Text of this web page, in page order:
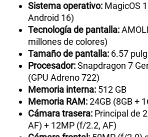
Sistema operativo: MagicOS
Android 16)
Tecnología de pantalla:
millones de colores)
Tamaño de pantalla: 6.57
Procesador:Snapdragon 7
(GPU Adreno 722)
Memoria interna: 512 GB
Memoria RAM:24GB (8GB +
Cámara trasera: Principal de
AF) + 12MP (f/2.2, AF)